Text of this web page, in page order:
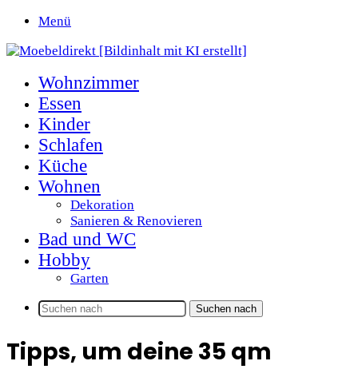
Menü
Wohnzimmer
Essen
Kinder
Schlafen
Küche
Wohnen
Dekoration
Sanieren & Renovieren
Bad und WC
Hobby
Garten
Suchen nach
Tipps, um deine 35 qm